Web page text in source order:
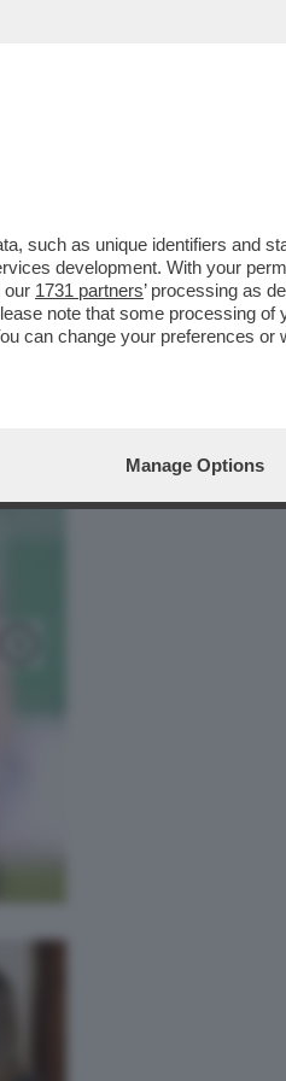
such as unique identifiers and
development. With your
our 1731 partners’ processing as
note that some processing of
can change your preferences
Manage Options